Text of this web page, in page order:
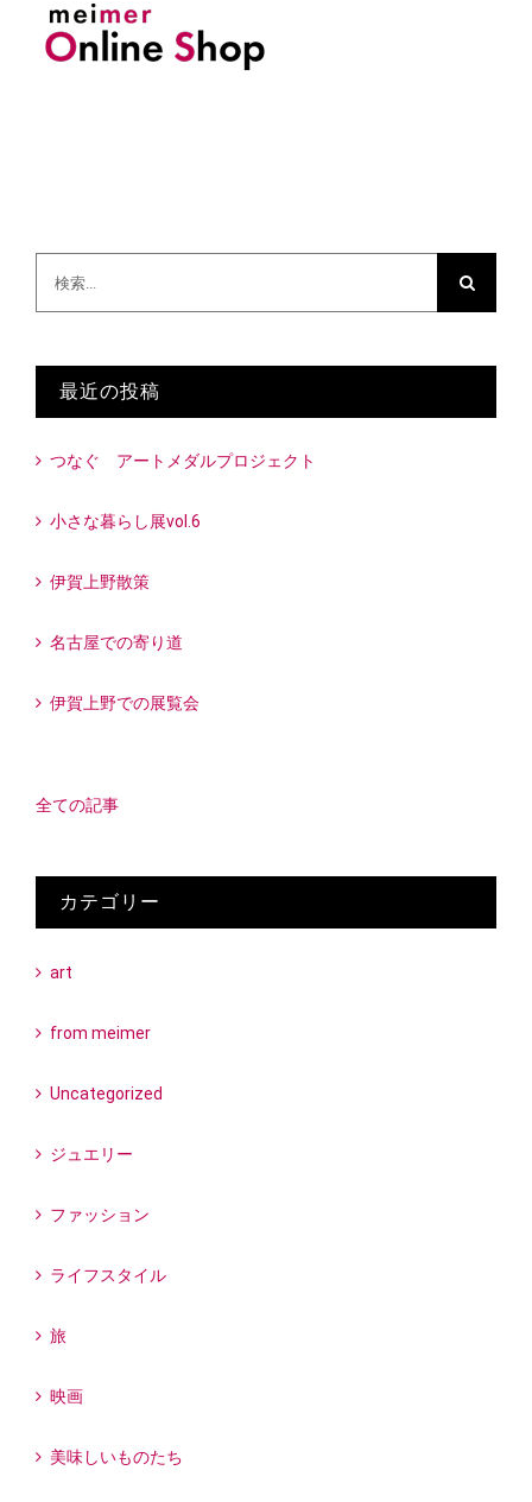
最近の投稿
つなぐ アートメダルプロジェクト
小さな暮らし展vol.6
伊賀上野散策
名古屋での寄り道
伊賀上野での展覧会
全ての記事
カテゴリー
art
from meimer
Uncategorized
ジュエリー
ファッション
ライフスタイル
旅
映画
美味しいものたち